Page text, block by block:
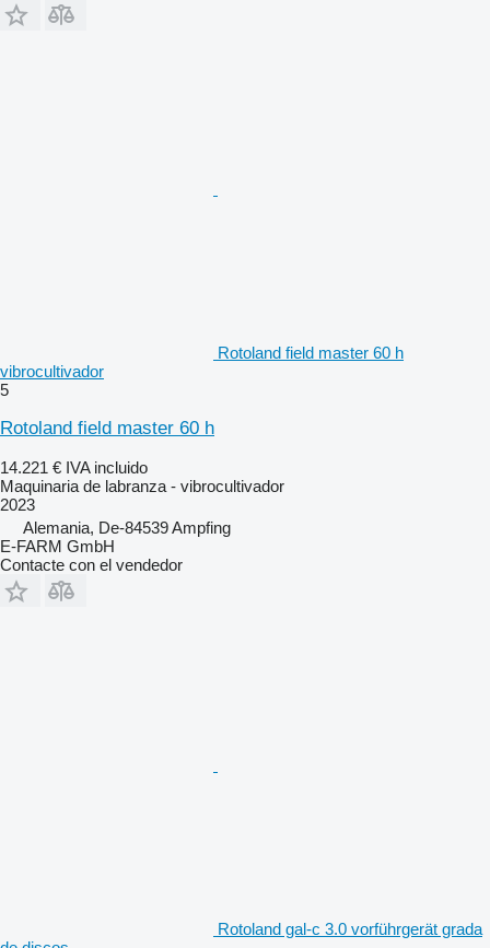
Rotoland field master 60 h
vibrocultivador
5
Rotoland field master 60 h
14.221 € IVA incluido
Maquinaria de labranza - vibrocultivador
2023
Alemania, De-84539 Ampfing
E-FARM GmbH
Contacte con el vendedor
Rotoland gal-c 3.0 vorführgerät grada